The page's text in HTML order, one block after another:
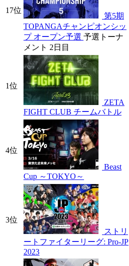
17位
第5期
TOPANGAチャンピオンシッ
プ オープン予選 予選トーナ
メント 2日目
1位
ZETA
FIGHT CLUB チームバトル
4位
Beast
Cup ～TOKYO～
3位
ストリ
ートファイターリーグ: Pro-JP
2023